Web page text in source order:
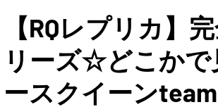
【RQレプリカ】
リーズ☆どこかで
ースクイーン